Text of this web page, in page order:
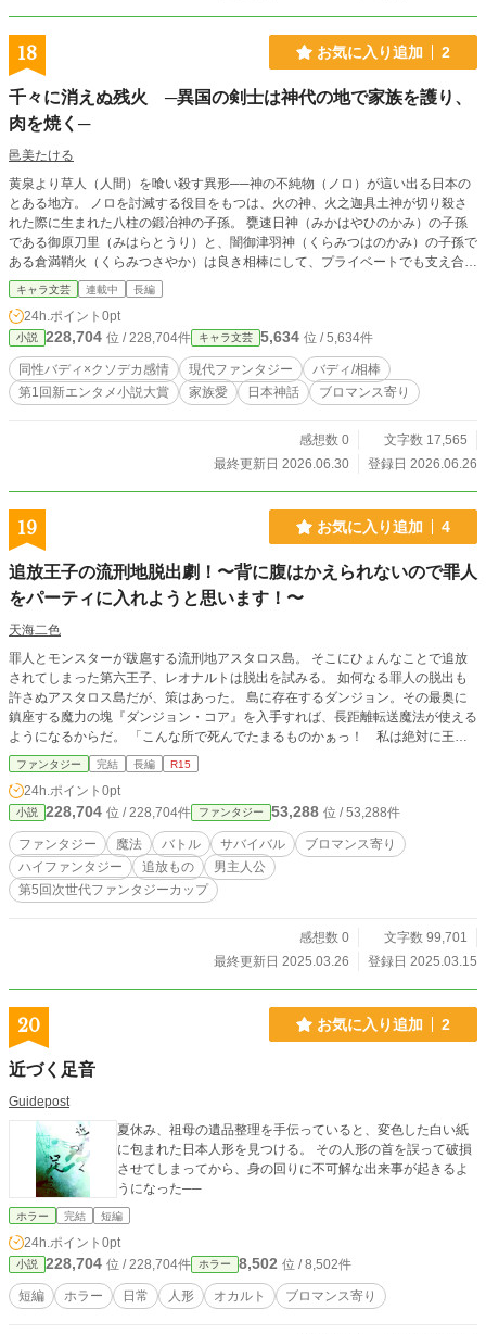
18 お気に入り追加 2
千々に消えぬ残火 ─異国の剣士は神代の地で家族を護り、
肉を焼く─
邑美たける
黄泉より草人（人間）を喰い殺す異形──神の不純物（ノロ）が這い出る日本の
とある地方。 ノロを討滅する役目をもつは、火の神、火之迦具土神が切り殺さ
れた際に生まれた八柱の鍛冶神の子孫。 甕速日神（みかはやひのかみ）の子孫
である御原刀里（みはらとうり）と、闇御津羽神（くらみつはのかみ）の子孫で
ある倉満鞘火（くらみつさやか）は良き相棒にして、プライベートでも支え合う
仲だ。 アメリカで育ち、異国の信仰に戸惑いながらも失踪した父を探す刀里。
狂った両親に搾取されながらも必死に六人の妹達を育てる鞘火。 二人の抱える
問題は山積みだが、ノロ退治に家事育児、休日のバーベキューだってお手の物！
互いを唯一の救いとして魂を預け合う、二人の『家族』としての強い絆が、神話
の地を揺るがす──！ ※この作品はアメリカニキ達の美味そうなBBQの画像から
インスピレーションを得て誕生しました。
キャラ文芸 連載中 長編
24h.ポイント 0pt
小説 228,704 位 / 228,704件 キャラ文芸 5,634 位 / 5,634件
同性バディ×クソデカ感情 現代ファンタジー
バディ/相棒
第1回新エンタメ小説大賞
家族愛 日本神話 ブロマンス寄り
感想数 0
文字数 17,565
最終更新日 2026.06.30
登録日 2026.06.26
19 お気に入り追加 4
追放王子の流刑地脱出劇！〜背に腹はかえられないので罪人
をパーティに入れようと思います！〜
天海二色
罪人とモンスターが跋扈する流刑地アスタロス島。 そこにひょんなことで追放
されてしまった第六王子、レオナルトは脱出を試みる。 如何なる罪人の脱出も
許さぬアスタロス島だが、策はあった。 島に存在するダンジョン。その最奥に
鎮座する魔力の塊『ダンジョン・コア』を入手すれば、長距離転送魔法が使える
ようになるからだ。 「こんな所で死んでたまるものかぁっ！ 私は絶対に王都
へ帰ってみせる！ そして夢の魔塔ライフを歩むんだ!!」 そこでレオナルトは危
険と知りつつも、現地の罪人と手を組むことを決意する。 全ては王都に生きて
帰る為──！ レオナルトは無事に罪人を仲間にできるのか？ そしてダンジョンを
攻略できるのか？ そもそも罪人やモンスターが牙を剥く島で生き残れるのか？
多くの懸念を残しながらも、決死の脱出劇が今、幕を開ける！
ファンタジー 完結 長編 R15
24h.ポイント 0pt
小説 228,704 位 / 228,704件 ファンタジー 53,288 位 / 53,288件
ファンタジー 魔法 バトル サバイバル
ブロマンス寄り
ハイファンタジー
追放もの
男主人公
第5回次世代ファンタジーカップ
感想数 0
文字数 99,701
最終更新日 2025.03.26
登録日 2025.03.15
20 お気に入り追加 2
近づく足音
Guidepost
夏休み、祖母の遺品整理を手伝っていると、変色した白い紙
に包まれた日本人形を見つける。 その人形の首を誤って破損
させてしまってから、身の回りに不可解な出来事が起きるよ
うになった──
ホラー 完結 短編
24h.ポイント 0pt
小説 228,704 位 / 228,704件 ホラー 8,502 位 / 8,502件
短編 ホラー 日常 人形 オカルト ブロマンス寄り